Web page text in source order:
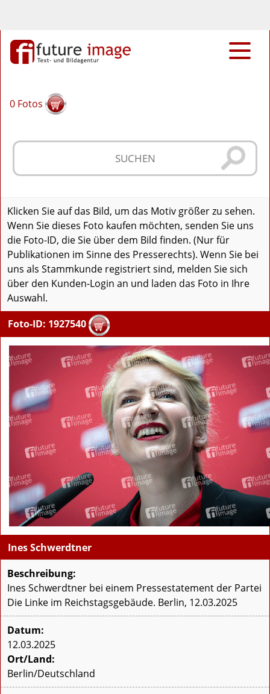
0 Fotos
Klicken Sie auf das Bild, um das Motiv größer zu sehen.
Wenn Sie dieses Foto kaufen möchten, senden Sie uns
die Foto-ID, die Sie über dem Bild finden. (Nur für
Publikationen im Sinne des Presserechts). Wenn Sie bei
uns als Stammkunde registriert sind, melden Sie sich
über den Kunden-Login an und laden das Foto in Ihre
Auswahl.
Foto-ID: 1927540
Ines Schwerdtner
Beschreibung:
Ines Schwerdtner bei einem Pressestatement der Partei
Die Linke im Reichstagsgebäude. Berlin, 12.03.2025
Datum:
12.03.2025
Ort/Land:
Berlin/Deutschland